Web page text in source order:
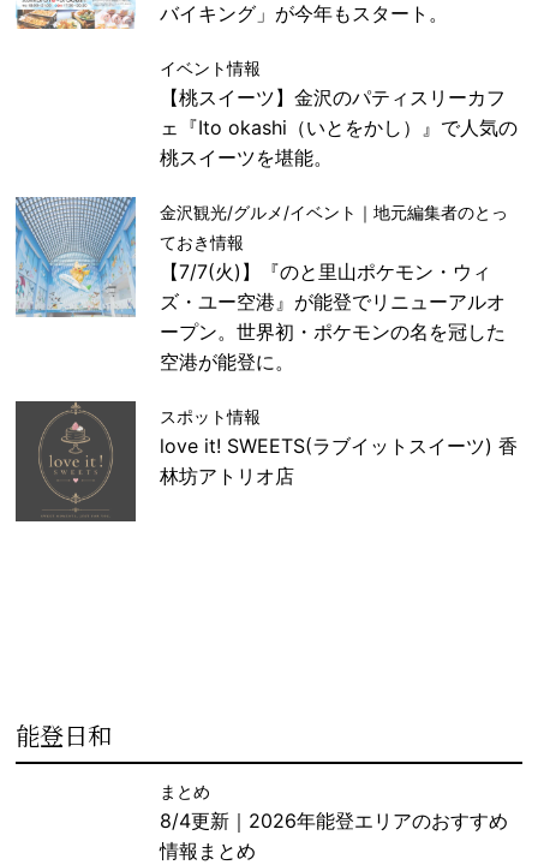
バイキング」が今年もスタート。
イベント情報
【桃スイーツ】金沢のパティスリーカフ
ェ『Ito okashi（いとをかし）』で人気の
桃スイーツを堪能。
金沢観光/グルメ/イベント｜地元編集者のとっ
ておき情報
【7/7(火)】『のと里山ポケモン・ウィ
ズ・ユー空港』が能登でリニューアルオ
ープン。世界初・ポケモンの名を冠した
空港が能登に。
スポット情報
love it! SWEETS(ラブイットスイーツ) 香
林坊アトリオ店
能登日和
まとめ
8/4更新｜2026年能登エリアのおすすめ
情報まとめ